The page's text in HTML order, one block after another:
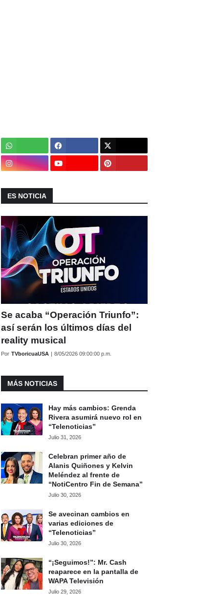
ES NOTICIA
Se acaba “Operación Triunfo”:
así serán los últimos días del
reality musical
Por TVboricuaUSA | 8/05/2026 09:00:00 p.m.
MÁS NOTICIAS
Hay más cambios: Grenda
Rivera asumirá nuevo rol en
“Telenoticias”
Julio 31, 2026
Celebran primer año de
Alanis Quiñones y Kelvin
Meléndez al frente de
“NotiCentro Fin de Semana”
Julio 30, 2026
Se avecinan cambios en
varias ediciones de
“Telenoticias”
Julio 30, 2026
“¡Seguimos!”: Mr. Cash
reaparece en la pantalla de
WAPA Televisión
Julio 29, 2026